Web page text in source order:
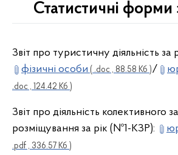
Статистичні форми
Звіт про туристичну діяльність
фізичні особи ( .doc , 88.58 Кб )/
.doc , 124.42 Кб )
Звіт про діяльність колективного
розміщування за рік (№1-КЗР):
.pdf , 336.57 Кб )